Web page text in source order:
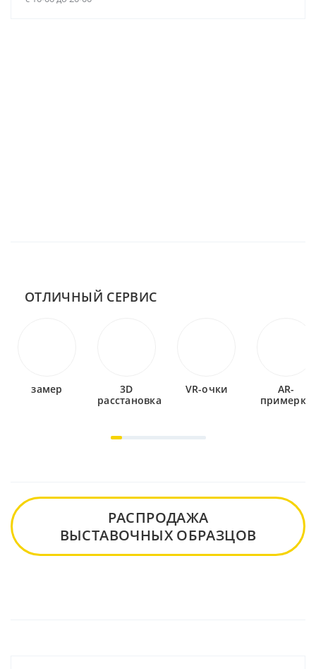
ОТЛИЧНЫЙ СЕРВИС
замер
3D
расстановка
VR-очки
AR-
примерка
РАСПРОДАЖА
ВЫСТАВОЧНЫХ ОБРАЗЦОВ